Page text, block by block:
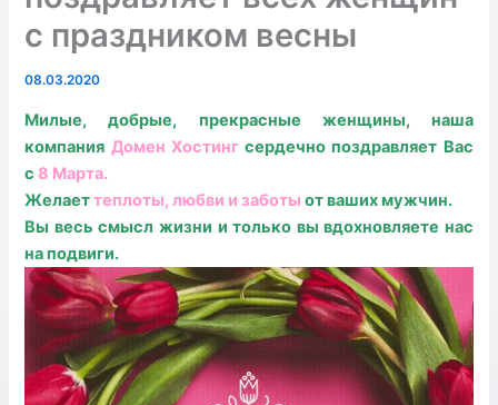
с праздником весны
08.03.2020
Милые, добрые, прекрасные женщины, наша
компания Домен Хостингсердечно поздравляет Вас
с 8 Марта.
Желаеттеплоты, любви и заботы от ваших мужчин.
Вы весь смысл жизни и только вы вдохновляете нас
на подвиги.